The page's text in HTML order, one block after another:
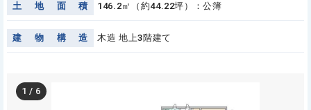
土 地 面 積 146.2㎡（約44.22坪）：公簿
建 物 構 造 木造 地上3階建て
1 / 6